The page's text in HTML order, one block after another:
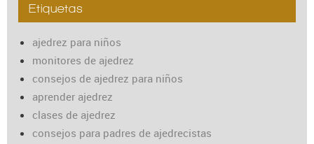
Etiquetas
ajedrez para niños
monitores de ajedrez
consejos de ajedrez para niños
aprender ajedrez
clases de ajedrez
consejos para padres de ajedrecistas